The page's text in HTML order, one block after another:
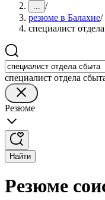
... /
резюме в Балахне/
специалист
специалист отдела
Резюме
Найти
Резюме